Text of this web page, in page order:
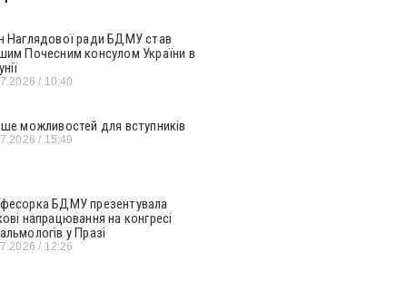
Наглядової ради БДМУ став
Почесним консулом України в
10:40
можливостей для вступників
15:49
БДМУ презентувала
напрацювання на конгресі
у Празі
12:26